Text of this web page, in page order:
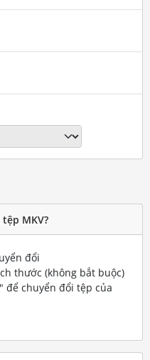
MKV?
đổi
thước (không bắt buộc)
để chuyển đổi tệp của